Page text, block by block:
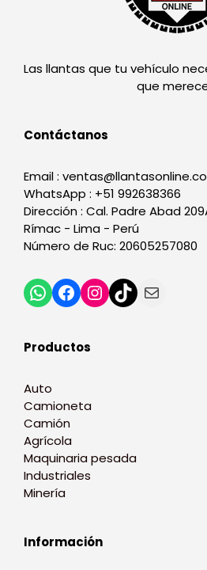
Las llantas que tu vehículo
que
Contáctanos
Email :
WhatsApp : +51 992638366
Dirección : Cal. Padre Abad
Rímac - Lima - Perú
Número de Ruc: 20605257080
Productos
Auto
Camioneta
Camión
Agrícola
Maquinaria pesada
Industriales
Minería
Información